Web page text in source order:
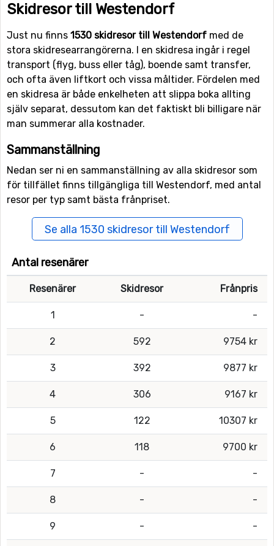
Skidresor till Westendorf
Just nu finns 1530 skidresor till Westendorf med de
stora skidresearrangörerna. I en skidresa ingår i regel
transport (flyg, buss eller tåg), boende samt transfer,
och ofta även liftkort och vissa måltider. Fördelen med
en skidresa är både enkelheten att slippa boka allting
själv separat, dessutom kan det faktiskt bli billigare när
man summerar alla kostnader.
Sammanställning
Nedan ser ni en sammanställning av alla skidresor som
för tillfället finns tillgängliga till Westendorf, med antal
resor per typ samt bästa frånpriset.
Se alla 1530 skidresor till Westendorf
Antal resenärer
Resenärer Skidresor Frånpris
1 - -
2 592 9754 kr
3 392 9877 kr
4 306 9167 kr
5 122 10307 kr
6 118 9700 kr
7 - -
8 - -
9 - -